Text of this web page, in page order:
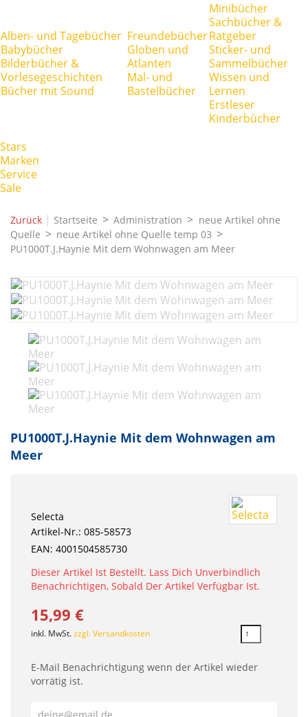
Alben- und Tagebücher
Babybücher
Bilderbücher &
Vorlesegeschichten
Bücher mit Sound
Freundebücher
Globen und
Atlanten
Mal- und
Bastelbücher
Minibücher
Sachbücher &
Ratgeber
Sticker- und
Sammelbücher
Wissen und
Lernen
Erstleser
Kinderbücher
Stars
Marken
Service
Sale
Zurück | Startseite Administration
neue Artikel ohne
Quelle
neue Artikel ohne Quelle temp 03
PU1000T.J.Haynie Mit dem Wohnwagen am Meer
PU1000T.J.Haynie Mit dem Wohnwagen am
Meer
Selecta
Artikel-Nr.: 085-58573
EAN: 4001504585730
Dieser Artikel Ist Bestellt. Lass Dich Unverbindlich
Benachrichtigen, Sobald Der Artikel Verfügbar Ist.
15,99 €
inkl. MwSt.zzgl. Versandkosten
E-Mail Benachrichtigung wenn der Artikel wieder
vorrätig ist.